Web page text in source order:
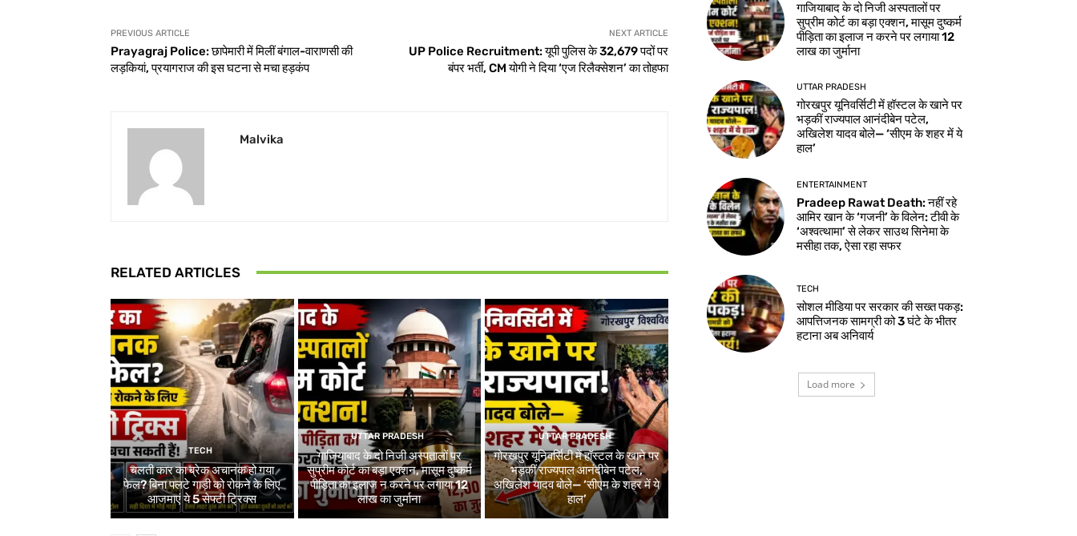
PREVIOUS ARTICLE
Prayagraj Police: छापेमारी में मिलीं बंगाल-वाराणसी की
लड़कियां, प्रयागराज की इस घटना से मचा हड़कंप
NEXT ARTICLE
UP Police Recruitment: यूपी पुलिस के 32,679 पदों पर
बंपर भर्ती, CM योगी ने दिया ‘एज रिलैक्सेशन’ का तोहफा
Malvika
RELATED ARTICLES
TECH
चलती कार का ब्रेक अचानक हो गया
फेल? बिना पलटे गाड़ी को रोकने के लिए
आजमाएं ये 5 सेफ्टी ट्रिक्स
UTTAR PRADESH
गाजियाबाद के दो निजी अस्पतालों पर
सुप्रीम कोर्ट का बड़ा एक्शन, मासूम दुष्कर्म
पीड़िता का इलाज न करने पर लगाया 12
लाख का जुर्माना
UTTAR PRADESH
गोरखपुर यूनिवर्सिटी में हॉस्टल के खाने पर
भड़कीं राज्यपाल आनंदीबेन पटेल,
अखिलेश यादव बोले— ‘सीएम के शहर में ये
हाल’
गाजियाबाद के दो निजी अस्पतालों पर
सुप्रीम कोर्ट का बड़ा एक्शन, मासूम दुष्कर्म
पीड़िता का इलाज न करने पर लगाया 12
लाख का जुर्माना
UTTAR PRADESH
गोरखपुर यूनिवर्सिटी में हॉस्टल के खाने पर
भड़कीं राज्यपाल आनंदीबेन पटेल,
अखिलेश यादव बोले— ‘सीएम के शहर में ये
हाल’
ENTERTAINMENT
Pradeep Rawat Death: नहीं रहे
आमिर खान के ‘गजनी’ के विलेन: टीवी के
‘अश्वत्थामा’ से लेकर साउथ सिनेमा के
मसीहा तक, ऐसा रहा सफर
TECH
सोशल मीडिया पर सरकार की सख्त पकड़:
आपत्तिजनक सामग्री को 3 घंटे के भीतर
हटाना अब अनिवार्य
Load more